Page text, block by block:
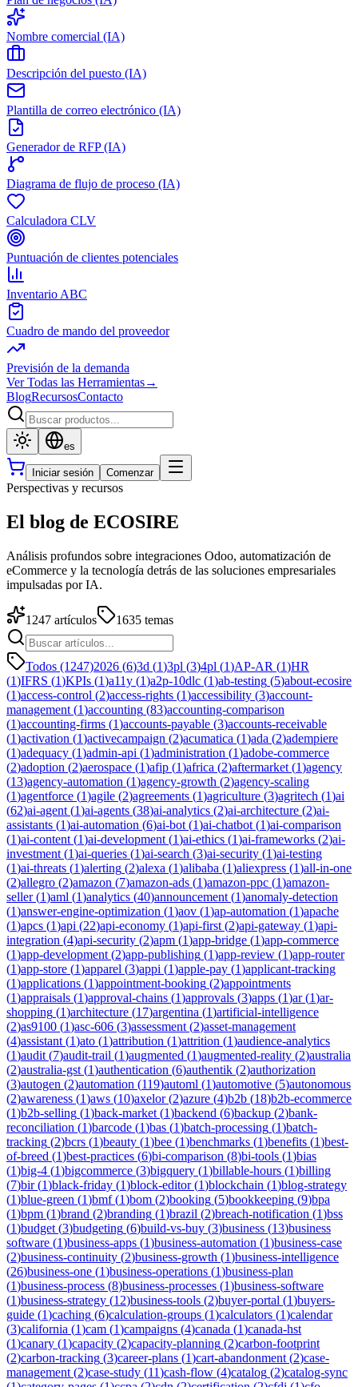
Nombre comercial (IA)
Descripción del puesto (IA)
Plantilla de correo electrónico (IA)
Generador de RFP (IA)
Diagrama de flujo de proceso (IA)
Calculadora CLV
Puntuación de clientes potenciales
Inventario ABC
Cuadro de mando del proveedor
Previsión de la demanda
Ver Todas las Herramientas→
BlogRecursosContacto
es
Iniciar sesión Comenzar
Perspectivas y recursos
El blog de ECOSIRE
Análisis profundos sobre integraciones Odoo, automatización de
eCommerce y la tecnología detrás de las soluciones empresariales
impulsadas por IA.
1247 artículos 1635 temas
Todos (1247)2026 (6)3d (1)3pl (3)4pl (1)AP-AR (1)HR
(1)IFRS (1)KPIs (1)a11y (1)a2p-10dlc (1)ab-testing (5)about-ecosire
(1)access-control (2)access-rights (1)accessibility (3)account-
management (1)accounting (83)accounting-comparison
(1)accounting-firms (1)accounts-payable (3)accounts-receivable
(1)activation (1)activecampaign (2)acumatica (1)ada (2)adempiere
(1)adequacy (1)admin-api (1)administration (1)adobe-commerce
(2)adoption (2)aerospace (1)afip (1)africa (2)aftermarket (1)agency
(13)agency-automation (1)agency-growth (2)agency-scaling
(1)agentforce (1)agile (2)agreements (1)agriculture (3)agritech (1)ai
(62)ai-agent (1)ai-agents (38)ai-analytics (2)ai-architecture (2)ai-
assistants (1)ai-automation (6)ai-bot (1)ai-chatbot (1)ai-comparison
(1)ai-content (1)ai-development (1)ai-ethics (1)ai-frameworks (2)ai-
investment (1)ai-queries (1)ai-search (3)ai-security (1)ai-testing
(1)ai-threats (1)alerting (2)alexa (1)alibaba (1)aliexpress (1)all-in-one
(2)allegro (2)amazon (7)amazon-ads (1)amazon-ppc (1)amazon-
seller(1)aml (1)analytics (40)announcement (1)anomaly-detection
(1)answer-engine-optimization (1)aov (1)ap-automation (1)apache
(1)apcs (1)api (22)api-economy (1)api-first (2)api-gateway (1)api-
integration (4)api-security (2)apm (1)app-bridge (1)app-commerce
(1)app-development (2)app-publishing (1)app-review (1)app-router
(1)app-store (1)apparel (3)appi (1)apple-pay (1)applicant-tracking
(1)applications (1)appointment-booking (2)appointments
(1)appraisals (1)approval-chains (1)approvals (3)apps (1)ar(1)ar-
shopping (1)architecture (17)argentina (1)artificial-intelligence
(2)as9100 (1)asc-606 (3)assessment (2)asset-management
(4)assistant (1)ato (1)attribution (1)attrition (1)audience-analytics
(1)audit (7)audit-trail (1)augmented (1)augmented-reality (2)australia
(2)australia-gst (1)authentication (6)authentik (2)authorization
(3)autogen (2)automation (119)automl (1)automotive (5)autonomous
(2)awareness (1)aws (10)axelor(2)azure (4)b2b (18)b2b-ecommerce
(1)b2b-selling (1)back-market (1)backend (6)backup (2)bank-
reconciliation (1)barcode (1)bas (1)batch-processing (1)batch-
tracking (2)bcrs (1)beauty (1)bee (1)benchmarks (1)benefits (1)best-
of-breed (1)best-practices (6)bi-comparison (8)bi-tools (1)bias
(1)big-4 (1)bigcommerce (3)bigquery (1)billable-hours (1)billing
(7)bir(1)black-friday (1)block-editor(1)blockchain (1)blog-strategy
(1)blue-green (1)bmf(1)bom (2)booking (5)bookkeeping (9)bpa
(1)bpm (1)brand (2)branding (1)brazil (2)breach-notification (1)bss
(1)budget (3)budgeting (6)build-vs-buy (3)business (13)business
software (1)business-apps (1)business-automation (1)business-case
(2)business-continuity (2)business-growth (1)business-intelligence
(26)business-one (1)business-operations (1)business-plan
(1)business-process (8)business-processes (1)business-software
(1)business-strategy (12)business-tools (2)buyer-portal (1)buyers-
guide (1)caching (6)calculation-groups (1)calculators (1)calendar
(3)california (1)cam (1)campaigns (4)canada (1)canada-hst
(1)canary (1)capacity (2)capacity-planning (2)carbon-footprint
(2)carbon-tracking (3)career-plans (1)cart-abandonment (2)case-
management (2)case-study (11)cash-flow (4)catalog (2)catalog-sync